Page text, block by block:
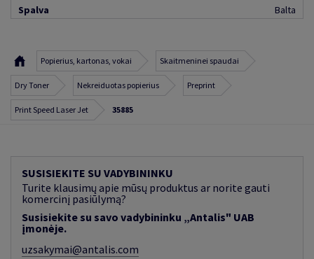
Spalva
Balta
Popierius, kartonas, vokai Skaitmeninei spaudai
Dry Toner Nekreiduotas popierius Preprint
Print Speed Laser Jet 35885
SUSISIEKITE SU VADYBININKU
Turite klausimų apie mūsų produktus ar norite gauti
komercinį pasiūlymą?
Susisiekite su savo vadybininku „Antalis" UAB
įmonėje.
uzsakymai@antalis.com